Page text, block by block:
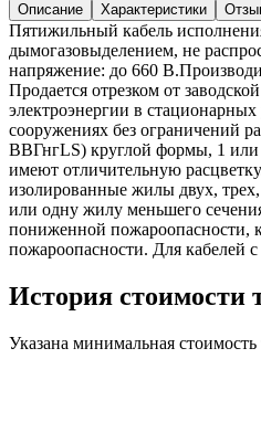
Описание Характеристики
Пятижильный кабель
дымогазовыделением, не
напряжение: до 660
Продается отрезком от
электроэнергии в
сооружениях без ограничений
ВВГнгLS) круглой формы, 1
имеют отличительную
изолированные жилы двух,
или одну жилу меньшего
пониженной пожароопасности,
пожароопасности. Для кабелей
История стоимости
Указана минимальная